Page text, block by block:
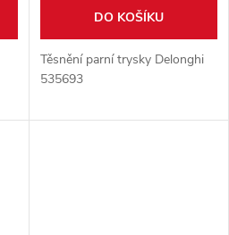
DO KOŠÍKU
Těsnění parní trysky Delonghi
535693